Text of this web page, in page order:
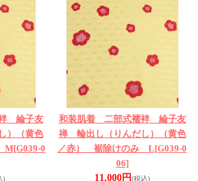
綸子友
）（黄色
M[G039-0
)
和装肌着 二部式襦袢 綸子友
禅 輪出し（りんだし）（黄色
／赤） 裾除けのみ L[G039-0
06]
11,000円(税込)